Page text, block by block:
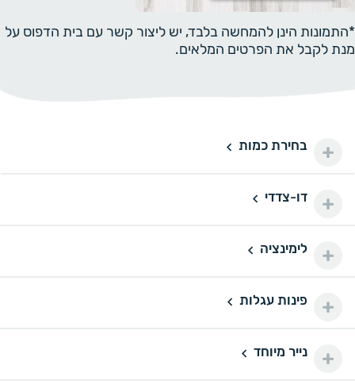
*התמונות הינן להמחשה בלבד, יש ליצור קשר עם בית הדפוס על
מנת לקבל את הפרטים המלאים.
100 100 יחידות
200 יחידות
110 ₪
160 ₪
בחירת כמות
דו-צדדידו-צדדי
לימינציהלימינציה
פינות עגלות
פינות עגלות
נייר מיוחדנייר מיוחד